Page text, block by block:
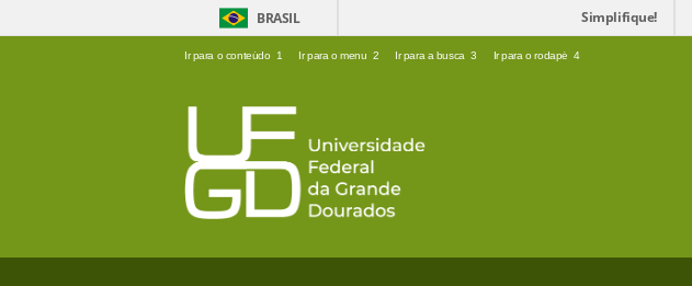
BRASIL Simplifique!
Ir para o conteúdo 1 Ir para o menu 2 Ir para a busca 3 Ir para o rodapé 4